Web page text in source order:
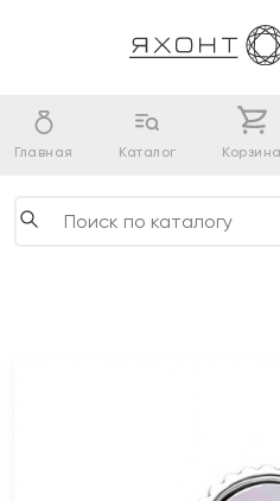
Главная Каталог Корзина